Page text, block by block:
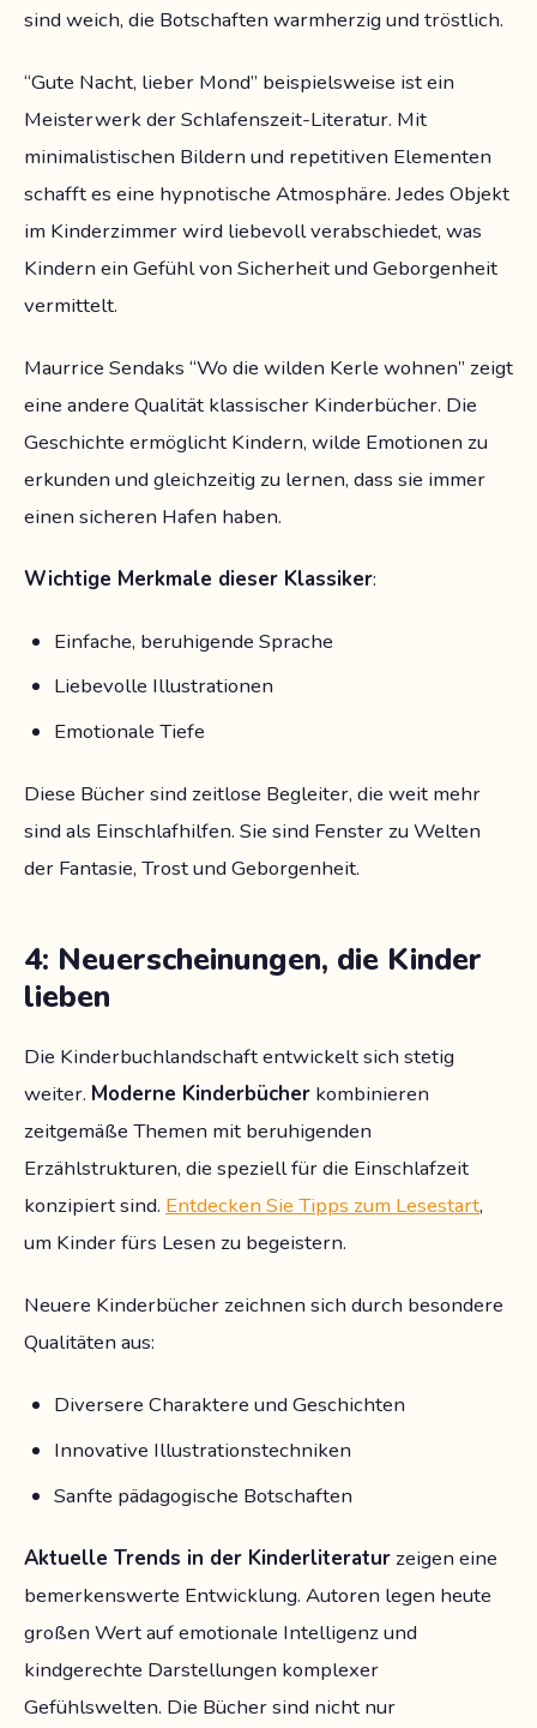
sind weich, die Botschaften warmherzig und tröstlich.
“Gute Nacht, lieber Mond” beispielsweise ist ein
Meisterwerk der Schlafenszeit-Literatur. Mit
minimalistischen Bildern und repetitiven Elementen
schafft es eine hypnotische Atmosphäre. Jedes Objekt
im Kinderzimmer wird liebevoll verabschiedet, was
Kindern ein Gefühl von Sicherheit und Geborgenheit
vermittelt.
Maurrice Sendaks “Wo die wilden Kerle wohnen” zeigt
eine andere Qualität klassischer Kinderbücher. Die
Geschichte ermöglicht Kindern, wilde Emotionen zu
erkunden und gleichzeitig zu lernen, dass sie immer
einen sicheren Hafen haben.
Wichtige Merkmale dieser Klassiker:
Einfache, beruhigende Sprache
Liebevolle Illustrationen
Emotionale Tiefe
Diese Bücher sind zeitlose Begleiter, die weit mehr
sind als Einschlafhilfen. Sie sind Fenster zu Welten
der Fantasie, Trost und Geborgenheit.
4: Neuerscheinungen, die Kinder
lieben
Die Kinderbuchlandschaft entwickelt sich stetig
weiter. Moderne Kinderbücher kombinieren
zeitgemäße Themen mit beruhigenden
Erzählstrukturen, die speziell für die Einschlafzeit
konzipiert sind. Entdecken Sie Tipps zum Lesestart,
um Kinder fürs Lesen zu begeistern.
Neuere Kinderbücher zeichnen sich durch besondere
Qualitäten aus:
Diversere Charaktere und Geschichten
Innovative Illustrationstechniken
Sanfte pädagogische Botschaften
Aktuelle Trends in der Kinderliteratur zeigen eine
bemerkenswerte Entwicklung. Autoren legen heute
großen Wert auf emotionale Intelligenz und
kindgerechte Darstellungen komplexer
Gefühlswelten. Die Bücher sind nicht nur